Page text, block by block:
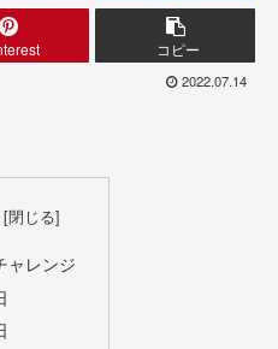
コピー
2022.07.14
ャレンジ